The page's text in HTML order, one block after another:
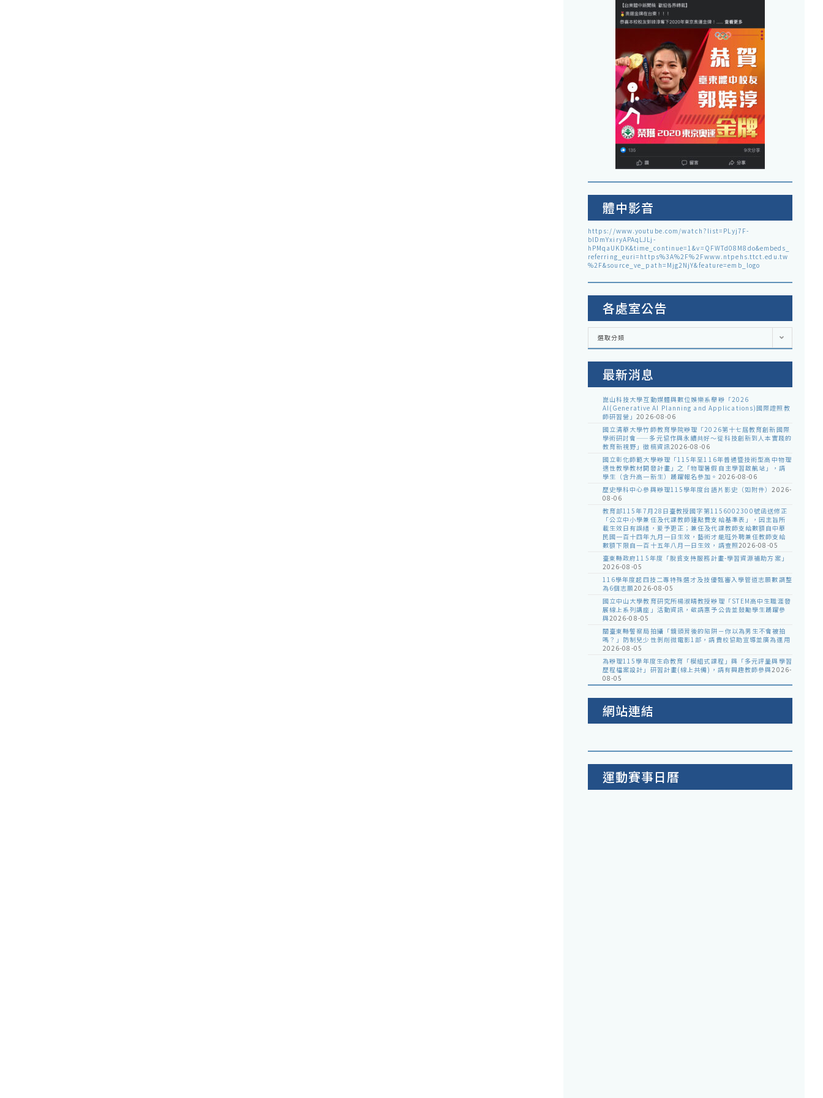
體中影音
https://www.youtube.com/watch?list=PLyj7F-
blDmYxiryAPAqLJLj-
hPMqaUKDK&time_continue=1&v=QFWTd08M8do&embeds_
referring_euri=https%3A%2F%2Fwww.ntpehs.ttct.edu.tw
%2F&source_ve_path=Mjg2NjY&feature=emb_logo
各處室公告
各
室
選取分類
最新消息
崑山科技大學互動媒體與數位娛樂系舉辦「2026
AI(Generative AI Planning and Applications)國際證照教
師研習營」2026-08-06
國立清華大學竹師教育學院辦理「2026第十七屆教育創新國際
學術研討會——多元協作與永續共好～從科技創新到人本實踐的
教育新視野」徵稿資訊2026-08-06
國立彰化師範大學辦理「115年至116年普通暨技術型高中物理
適性教學教材開發計畫」之「物理暑假自主學習啟航站」，請
學生（含升高一新生）踴躍報名參加。 2026-08-06
歷史學科中心參與辦理115學年度台語片影史（如附件）2026-
08-06
教育部115年7月28日臺教授國字第1156002300號函送修正
「公立中小學兼任及代課教師鐘點費支給基準表」，因主旨所
載生效日有誤繕，爰予更正；兼任及代課教師支給數額自中華
民國一百十四年九月一日生效，藝術才能班外聘兼任教師支給
數額下限自一百十五年八月一日生效，請查照2026-08-05
臺東縣政府115年度「脫貧支持服務計畫-學習資源補助方案」
2026-08-05
116學年度起四技二專特殊選才及技優甄審入學管道志願數調整
為6個志願2026-08-05
國立中山大學教育研究所楊淑晴教授辦理「STEM高中生職涯發
展線上系列講座」活動資訊，敬請惠予公告並鼓勵學生踴躍參
與2026-08-05
關臺東縣警察局拍攝「鏡頭背後的陷阱－你以為男生不會被拍
嗎？」防制兒少性剝削微電影1部，請貴校協助宣導並廣為運用
2026-08-05
為辦理115學年度生命教育「模組式課程」與「多元評量與學習
歷程檔案設計」研習計畫(線上共備)，請有興趣教師參與2026-
08-05
網站連結
運動賽事日曆